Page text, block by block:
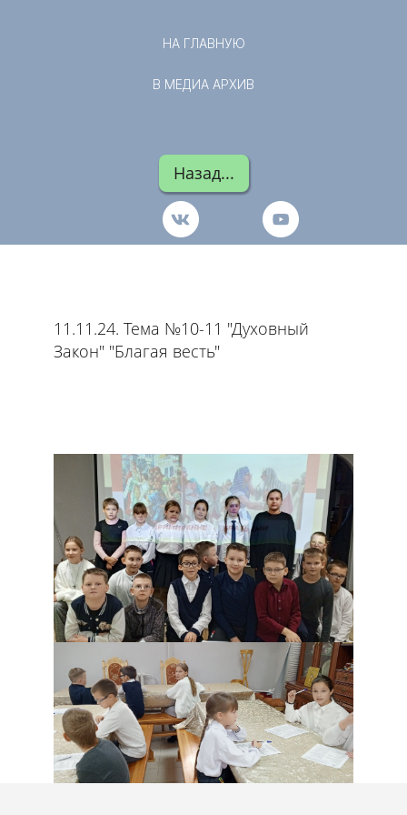
НА ГЛАВНУЮ
В МЕДИА АРХИВ
Назад...
11.11.24. Тема №10-11 "Духовный
Закон" "Благая весть"